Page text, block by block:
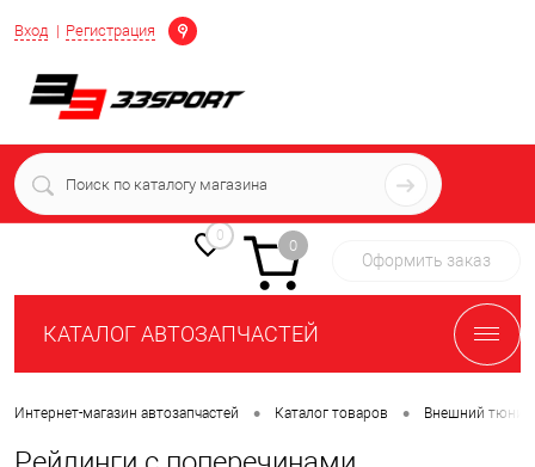
Вход Регистрация
Определение
+7 (939) 716-10-06
пн-пт 7:00-16:00 МСК
0
0
Оформить заказ
КАТАЛОГ АВТОЗАПЧАСТЕЙ
Интернет-магазин автозапчастей • Каталог товаров • Внешний